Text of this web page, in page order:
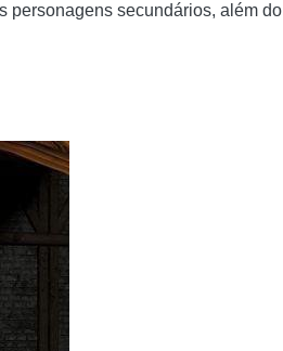
personagens secundários, além do